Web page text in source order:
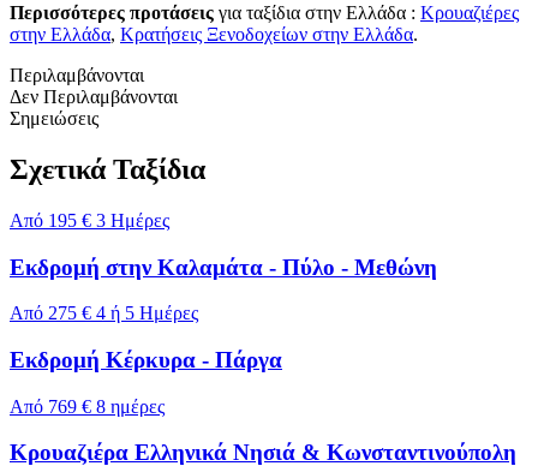
Περισσότερες προτάσεις για ταξίδια στην Ελλάδα : Κρουαζιέρες
στην Ελλάδα, Κρατήσεις Ξενοδοχείων στην Ελλάδα.
Περιλαμβάνονται
Δεν Περιλαμβάνονται
Σημειώσεις
Σχετικά Ταξίδια
Από 195 € 3 Ημέρες
Εκδρομή στην Καλαμάτα - Πύλο - Μεθώνη
Από 275 € 4 ή 5 Hμέρες
Εκδρομή Κέρκυρα - Πάργα
Από 769 € 8 ημέρες
Κρουαζιέρα Ελληνικά Νησιά & Κωνσταντινούπολη